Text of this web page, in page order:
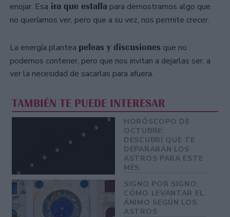
enojar. Esa ira que estalla para demostrarnos algo que
no queríamos ver, pero que a su vez, nos permite crecer.
La energía plantea peleas y discusiones que no
podemos contener, pero que nos invitan a dejarlas ser, a
ver la necesidad de sacarlas para afuera.
TAMBIÉN TE PUEDE INTERESAR
HORÓSCOPO DE
OCTUBRE:
DESCUBRÍ QUE TE
DEPARARÁN LOS
ASTROS PARA ESTE
MES
SIGNO POR SIGNO:
CÓMO LEVANTAR EL
ÁNIMO SEGÚN LOS
ASTROS